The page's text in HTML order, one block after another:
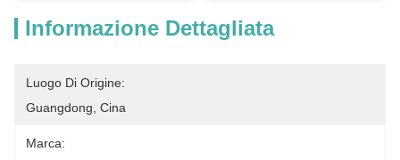
Informazione Dettagliata
Luogo Di Origine:
Guangdong, Cina
Marca: